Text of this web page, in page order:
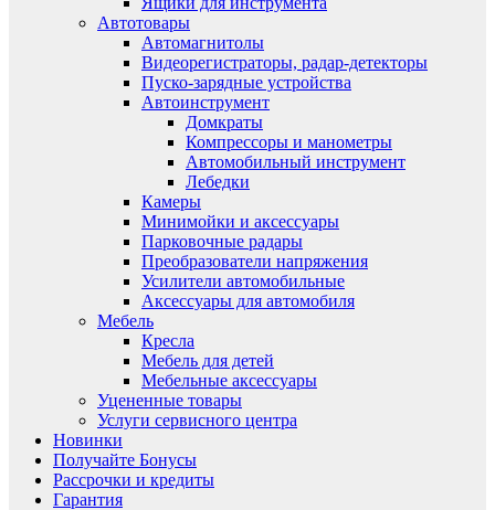
Автотовары
Автомагнитолы
Видеорегистраторы, радар-детекторы
Пуско-зарядные устройства
Автоинструмент
Домкраты
Компрессоры и манометры
Автомобильный инструмент
Лебедки
Камеры
Минимойки и аксессуары
Парковочные радары
Преобразователи напряжения
Усилители автомобильные
Аксессуары для автомобиля
Мебель
Кресла
Мебель для детей
Мебельные аксессуары
Уцененные товары
Услуги сервисного центра
Новинки
Получайте Бонусы
Рассрочки и кредиты
Гарантия